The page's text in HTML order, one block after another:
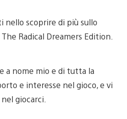
nello scoprire di più sullo
Radical Dreamers Edition.
a nome mio e di tutta la
e interesse nel gioco, e vi
giocarci.